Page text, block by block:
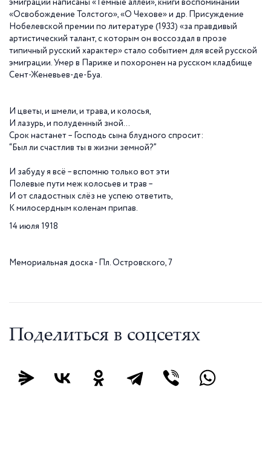
эмиграции написаны «Тёмные аллеи», книги воспоминаний
«Освобождение Толстого», «О Чехове» и др. Присуждение
Нобелевской премии по литературе (1933) «за правдивый
артистический талант, с которым он воссоздал в прозе
типичный русский характер» стало событием для всей русской
эмиграции. Умер в Париже и похоронен на русском кладбище
Сент-Женевьев-де-Буа.
И цветы, и шмели, и трава, и колосья,
И лазурь, и полуденный зной…
Срок настанет – Господь сына блудного спросит:
“Был ли счастлив ты в жизни земной?”
И забуду я всё – вспомню только вот эти
Полевые пути меж колосьев и трав –
И от сладостных слёз не успею ответить,
К милосердным коленам припав.
14 июля 1918
Мемориальная доска - Пл. Островского, 7
Поделиться в соцсетях